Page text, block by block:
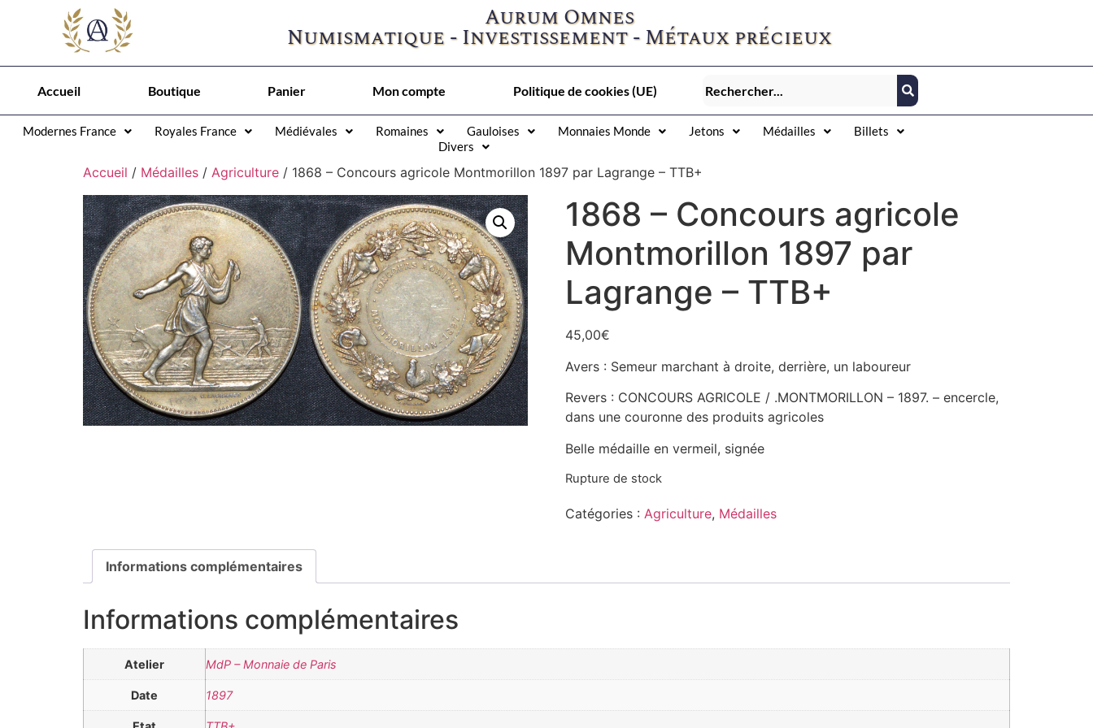
Aurum Omnes
Numismatique - Investissement - Métaux précieux
Accueil Boutique Panier Mon compte Politique de cookies (UE)
Modernes France Royales France Médiévales Romaines Gauloises Monnaies Monde Jetons Médailles
Billets
Divers
Accueil / Médailles / Agriculture / 1868 – Concours agricole Montmorillon 1897 par Lagrange – TTB+
1868 – Concours agricole
Montmorillon 1897 par
Lagrange – TTB+
45,00€
Avers : Semeur marchant à droite, derrière, un laboureur
Revers : CONCOURS AGRICOLE / .MONTMORILLON – 1897. – encercle,
dans une couronne des produits agricoles
Belle médaille en vermeil, signée
Rupture de stock
Catégories : Agriculture, Médailles
Informations complémentaires
Informations complémentaires
Atelier MdP – Monnaie de Paris
Date 1897